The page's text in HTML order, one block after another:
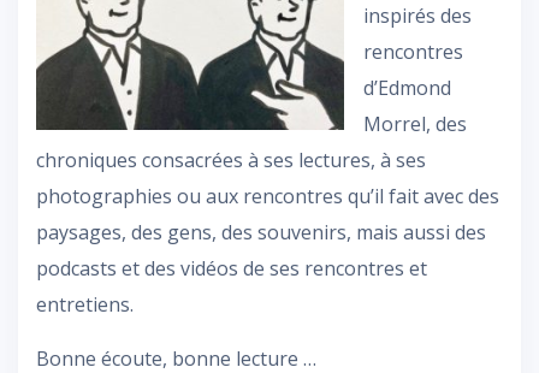
inspirés des
rencontres
d’Edmond
Morrel, des
chroniques consacrées à ses lectures, à ses
photographies ou aux rencontres qu’il fait avec des
paysages, des gens, des souvenirs, mais aussi des
podcasts et des vidéos de ses rencontres et
entretiens.
Bonne écoute, bonne lecture …